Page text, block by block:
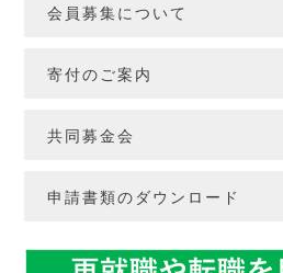
会員募集について
寄付のご案内
共同募金会
申請書類のダウンロード